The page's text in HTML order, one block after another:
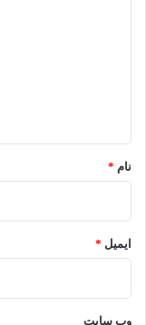
نام *
ایمیل *
وب‌ سایت